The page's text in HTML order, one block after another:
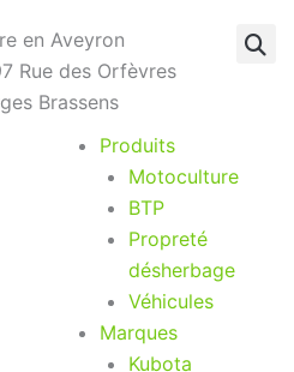
en Aveyron
Rue des Orfèvres
Brassens
Produits
Motoculture
BTP
Propreté
désherbage
Véhicules
Marques
Kubota